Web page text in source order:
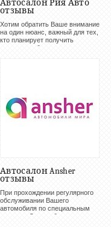
Автосалон Рия Авто
отзывы
Хотим обратить Ваше внимание
на один нюанс, важный для тех,
кто планирует получить
автокредит без первого взноса.
что автокредитование
стопроцентно будет
осуществлено даже...
Автосалон Ansher
отзывы
При прохождении регулярного
обслуживании Вашего
автомобиля по специальным
пакетам. Данная бонусная